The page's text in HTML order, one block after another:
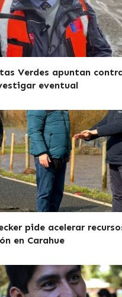
Verdes apuntan
eventual
pide acelerar
en Carahue